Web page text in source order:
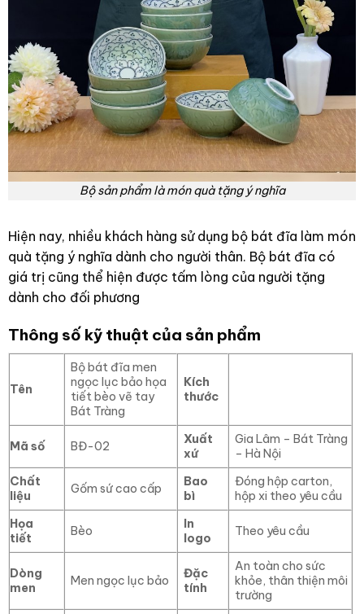
Bộ sản phẩm là món quà tặng ý nghĩa
Hiện nay, nhiều khách hàng sử dụng bộ bát đĩa làm món
quà tặng ý nghĩa dành cho người thân. Bộ bát đĩa có
giá trị cũng thể hiện được tấm lòng của người tặng
dành cho đối phương
Thông số kỹ thuật của sản phẩm
Tên
Bộ bát đĩa men
ngọc lục bảo họa
tiết bèo vẽ tay
Bát Tràng
Kích
thước
Mã số BĐ-02
Xuất
xứ
Gia Lâm – Bát Tràng
– Hà Nội
Chất
liệu
Gốm sứ cao cấp
Bao
bì
Đóng hộp carton,
hộp xi theo yêu cầu
Họa
tiết
Bèo
In
logo
Theo yêu cầu
Dòng
men
Men ngọc lục bảo
Đặc
tính
An toàn cho sức
khỏe, thân thiện môi
trường